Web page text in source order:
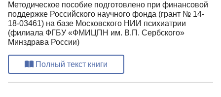
Методическое пособие подготовлено при финансовой
поддержке Российского научного фонда (грант № 14-
18-03461) на базе Московского НИИ психиатрии
(филиала ФГБУ «ФМИЦПН им. В.П. Сербского»
Минздрава России)
Полный текст книги